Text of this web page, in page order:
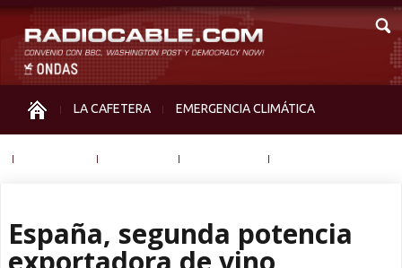
LA CAFETERA EMERGENCIA CLIMÁTICA
España, segunda potencia